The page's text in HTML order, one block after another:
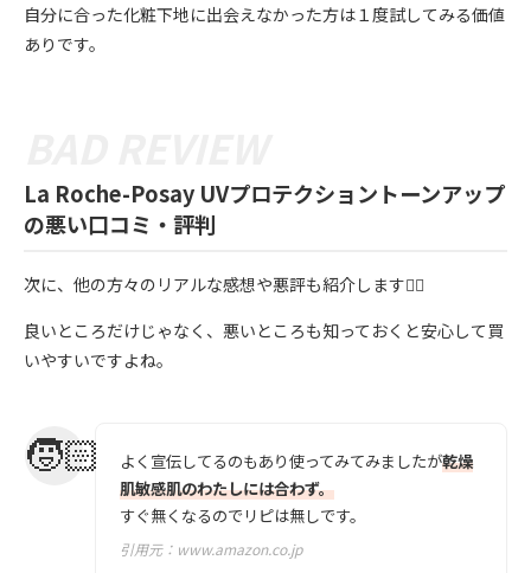
自分に合った化粧下地に出会えなかった方は１度試してみる価値
ありです。
La Roche-Posay UVプロテクショントーンアップ
の悪い口コミ・評判
次に、他の方々のリアルな感想や悪評も紹介します💁‍♀️
良いところだけじゃなく、悪いところも知っておくと安心して買
いやすいですよね。
よく宣伝してるのもあり使ってみてみましたが乾燥
肌敏感肌のわたしには合わず。
すぐ無くなるのでリピは無しです。
引用元： www.amazon.co.jp